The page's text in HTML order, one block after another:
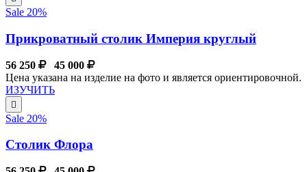
Sale 20%
Прикроватный столик Империя круглый
56 250
45 000
Цена указана на изделие на фото и является ориентировочной.
ИЗУЧИТЬ
Sale 20%
Столик Флора